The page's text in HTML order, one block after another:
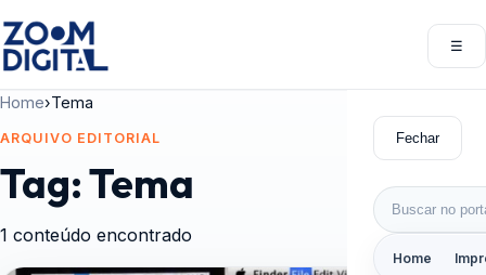
☰
Fechar
Buscar por:
Home
Home›Tema
ARQUIVO EDITORIAL
Tag:Tema
1 conteúdo encontrado